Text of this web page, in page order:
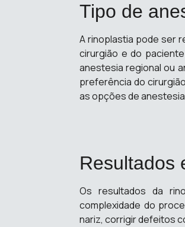
Tipo de
A rinoplastia pode ser
cirurgião e do
anestesia regional ou
preferência do
as opções de
Resultados
Os resultados da
complexidade do
nariz, corrigir defeitos